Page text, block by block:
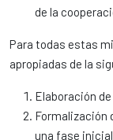
de la
Para todas estas
apropiadas de la
Elaboración
Formalización
una fase